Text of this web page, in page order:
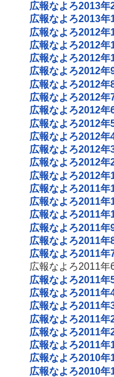
広報なよろ2013年
広報なよろ2013年
広報なよろ2012年
広報なよろ2012年
広報なよろ2012年
広報なよろ2012年
広報なよろ2012年
広報なよろ2012年
広報なよろ2012年
広報なよろ2012年
広報なよろ2012年
広報なよろ2012年
広報なよろ2012年
広報なよろ2012年
広報なよろ2011年
広報なよろ2011年
広報なよろ2011年
広報なよろ2011年
広報なよろ2011年
広報なよろ2011年
広報なよろ2011年
広報なよろ2011年
広報なよろ2011年
広報なよろ2011年
広報なよろ2011年
広報なよろ2011年
広報なよろ2011年
広報なよろ2010年
広報なよろ2010年